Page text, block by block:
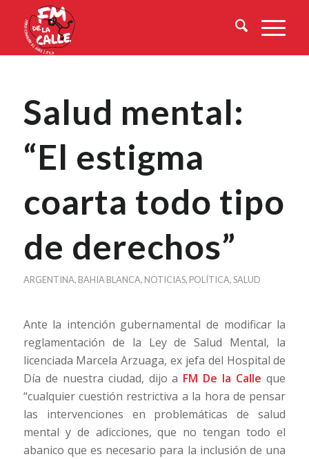
Salud mental:
“El estigma
coarta todo tipo
de derechos”
ARGENTINA, BAHIA BLANCA, NOTICIAS, POLÍTICA,SALUD
Ante la intención gubernamental de modificar la
reglamentación de la Ley de Salud Mental, la
licenciada Marcela Arzuaga, ex jefa del Hospital de
Día de nuestra ciudad, dijo a FM De la Calle que
“cualquier cuestión restrictiva a la hora de pensar
las intervenciones en problemáticas de salud
mental y de adicciones, que no tengan todo el
abanico que es necesario para la inclusión de una